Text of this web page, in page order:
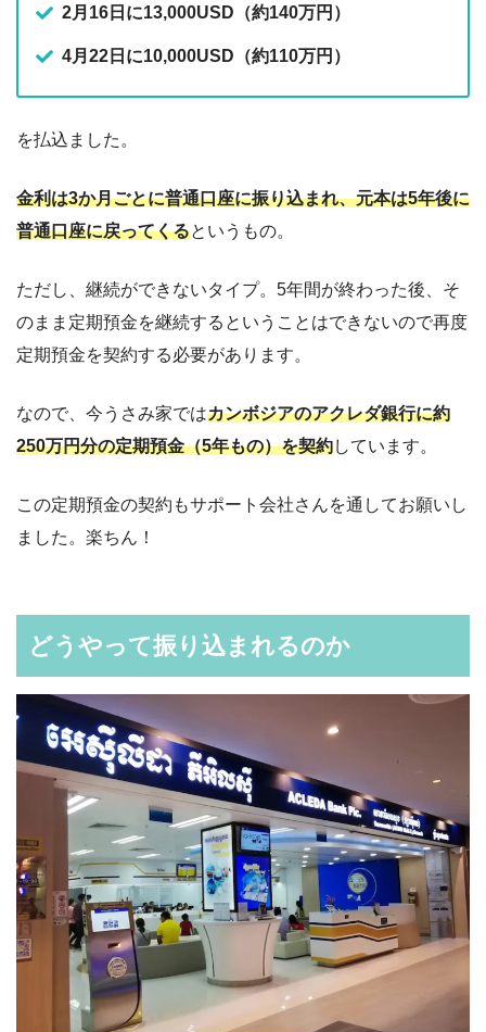
2月16日に13,000USD（約140万円）
4月22日に10,000USD（約110万円）
を払込ました。
金利は3か月ごとに普通口座に振り込まれ、元本は5年後に
普通口座に戻ってくるというもの。
ただし、継続ができないタイプ。5年間が終わった後、そ
のまま定期預金を継続するということはできないので再度
定期預金を契約する必要があります。
なので、今うさみ家ではカンボジアのアクレダ銀行に約
250万円分の定期預金（5年もの）を契約しています。
この定期預金の契約もサポート会社さんを通してお願いし
ました。楽ちん！
どうやって振り込まれるのか